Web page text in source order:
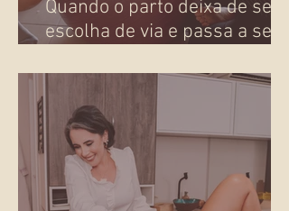
Quando o parto deixa de ser
escolha de via e passa a ser
presença!